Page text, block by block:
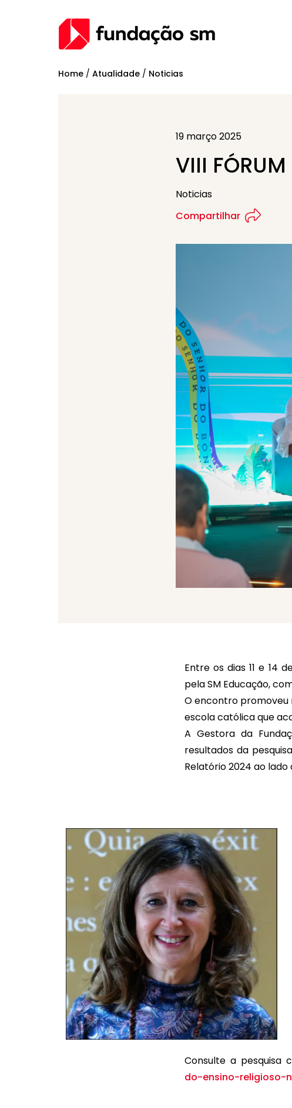
Home / Atualidade / Noticias
19 março 2025
VIII
Noticias
Compartilhar
Entre os dias 11 e 14
pela SM Educação,
O encontro promoveu
escola católica que
A Gestora da
resultados da
Relatório 2024 ao
Consulte a pesquisa
do-ensino-religioso-